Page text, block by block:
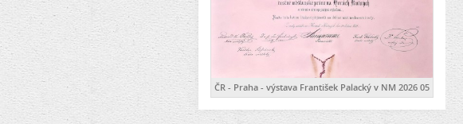
ČR - Praha - výstava František Palacký v NM 2026 05